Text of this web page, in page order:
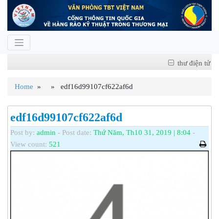
thư điện tử
Home » » edf16d99107cf622af6d
edf16d99107cf622af6d
Post by: admin - Post date: Thứ Năm, Th10 31, 2019 | 8:04 -
View count: 521